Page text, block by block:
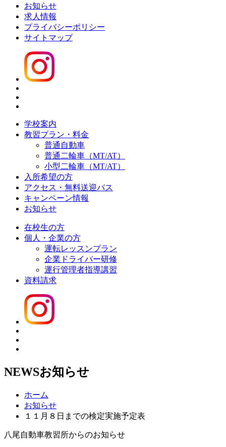
お知らせ
求人情報
プライバシーポリシー
サイトマップ
学校案内
教習プラン・料金
普通自動車
普通二輪車（MT/AT）
小型二輪車（MT/AT）
入所希望の方
アクセス・無料送迎バス
キャンペーン情報
お知らせ
在校生の方
個人・企業の方
運転レッスンプラン
企業ドライバー研修
運行管理者指導講習
資料請求
NEWSお知らせ
ホーム
お知らせ
１１月８日までの検定実施予定表
八尾自動車教習所からのお知らせ